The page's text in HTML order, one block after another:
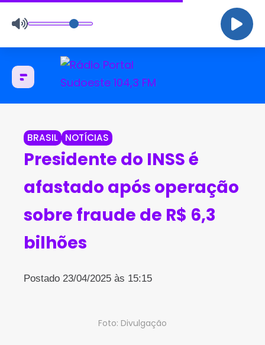
BRASIL NOTÍCIAS
Presidente do INSS é
afastado após operação
sobre fraude de R$ 6,3
bilhões
Postado 23/04/2025 às 15:15
Foto: Divulgação